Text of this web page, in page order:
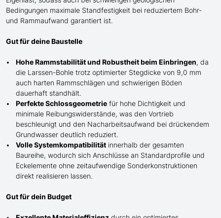
Bedingungen maximale Standfestigkeit bei reduziertem Bohr-
und Rammaufwand garantiert ist.
Gut für deine Baustelle
Hohe Rammstabilität und Robustheit beim Einbringen, da
die Larssen-Bohle trotz optimierter Stegdicke von 9,0 mm
auch harten Rammschlägen und schwierigen Böden
dauerhaft standhält.
Perfekte Schlossgeometrie für hohe Dichtigkeit und
minimale Reibungswiderstände, was den Vortrieb
beschleunigt und den Nacharbeitsaufwand bei drückendem
Grundwasser deutlich reduziert.
Volle Systemkompatibilität innerhalb der gesamten
Baureihe, wodurch sich Anschlüsse an Standardprofile und
Eckelemente ohne zeitaufwendige Sonderkonstruktionen
direkt realisieren lassen.
Gut für dein Budget